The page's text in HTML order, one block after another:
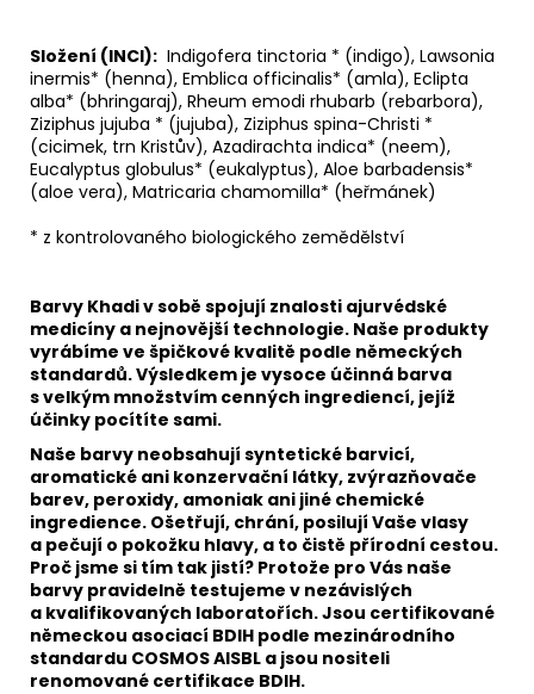
Složení (INCI): Indigofera tinctoria * (indigo), Lawsonia
inermis* (henna), Emblica officinalis* (amla), Eclipta
alba* (bhringaraj), Rheum emodi rhubarb (rebarbora),
Ziziphus jujuba * (jujuba), Ziziphus spina-Christi *
(cicimek, trn Kristův), Azadirachta indica* (neem),
Eucalyptus globulus* (eukalyptus), Aloe barbadensis*
(aloe vera), Matricaria chamomilla* (heřmánek)
* z kontrolovaného biologického zemědělství
Barvy Khadi v sobě spojují znalosti ajurvédské
medicíny a nejnovější technologie. Naše produkty
vyrábíme ve špičkové kvalitě podle německých
standardů. Výsledkem je vysoce účinná barva
s velkým množstvím cenných ingrediencí, jejíž
účinky pocítíte sami.
Naše barvy neobsahují syntetické barvicí,
aromatické ani konzervační látky, zvýrazňovače
barev, peroxidy, amoniak ani jiné chemické
ingredience. Ošetřují, chrání, posilují Vaše vlasy
a pečují o pokožku hlavy, a to čistě přírodní cestou.
Proč jsme si tím tak jistí? Protože pro Vás naše
barvy pravidelně testujeme v nezávislých
a kvalifikovaných laboratořích. Jsou certifikované
německou asociací BDIH podle mezinárodního
standardu COSMOS AISBL a jsou nositeli
renomované certifikace BDIH.